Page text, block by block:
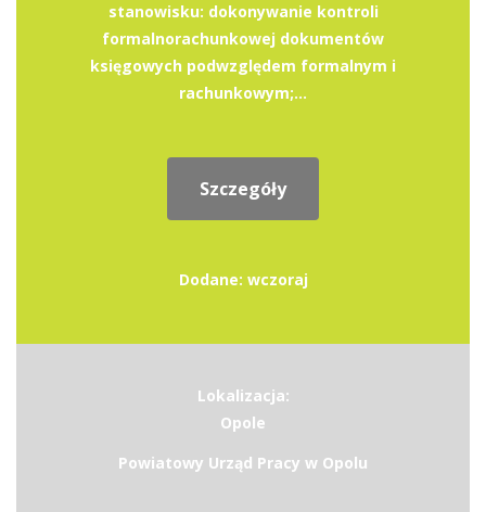
stanowisku: dokonywanie kontroli
formalnorachunkowej dokumentów
księgowych podwzględem formalnym i
rachunkowym;...
Szczegóły
Dodane: wczoraj
Lokalizacja:
Opole
Powiatowy Urząd Pracy w Opolu